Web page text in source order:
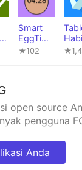
Smart
EggTime
r★102
open source
pengguna
Anda